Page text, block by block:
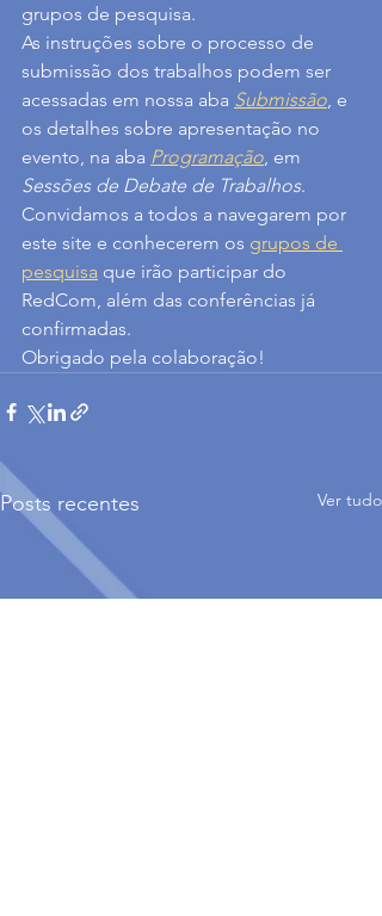
grupos de pesquisa.
As instruções sobre o processo de
submissão dos trabalhos podem ser
acessadas em nossa aba Submissão , e
os detalhes sobre apresentação no
evento, na aba Programação , em
Sessões de Debate de Trabalhos.
Convidamos a todos a navegarem por
este site e conhecerem os grupos de
pesquisa que irão participar do
RedCom, além das conferências já
confirmadas.
Obrigado pela colaboração!
Posts recentes Ver tudo